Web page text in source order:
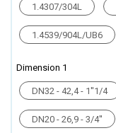
1.4307/304L
1.4539/904L/UB6
Dimension 1
DN32 - 42,4 - 1''1/4
DN20 - 26,9 - 3/4''